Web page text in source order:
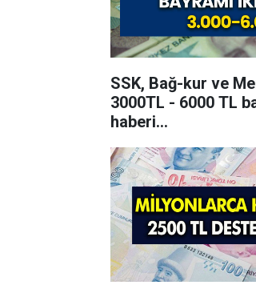
SSK, Bağ-kur ve
3000TL - 6000 TL
haberi...